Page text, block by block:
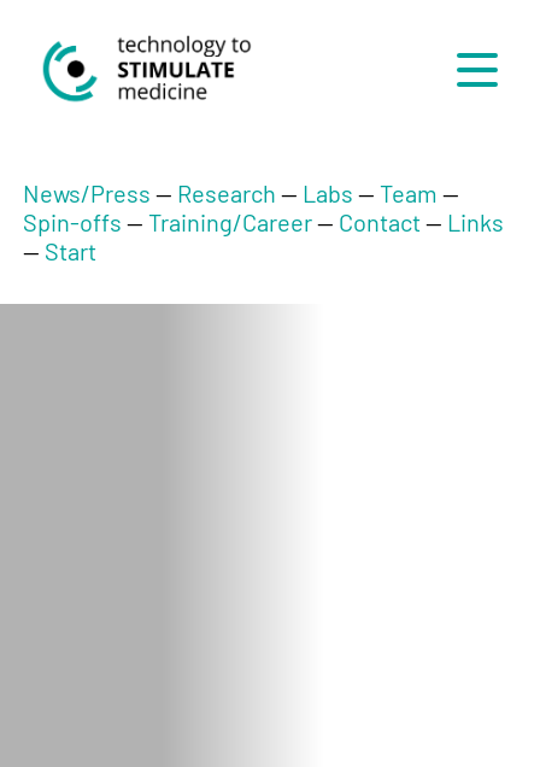
Menü
News/Press-- Research-- Labs--Team--
Spin-offs--Training/Career-- Contact-- Links
-- Start